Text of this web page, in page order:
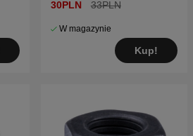
30PLN
33PLN
W magazynie
Kup!